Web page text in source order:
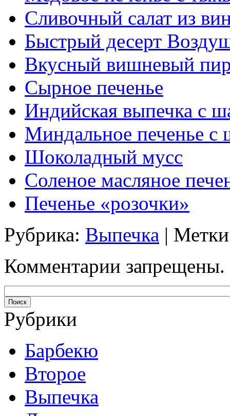
Сливочный салат из
Быстрый десерт
Вкусный вишневый
Сырное печенье
Индийская выпечка с
Миндальное печенье с
Шоколадный мусс
Соленое масляное
Печенье «розочки»
Рубрика: Выпечка |
Комментарии запрещены.
Рубрики
Барбекю
Второе
Выпечка